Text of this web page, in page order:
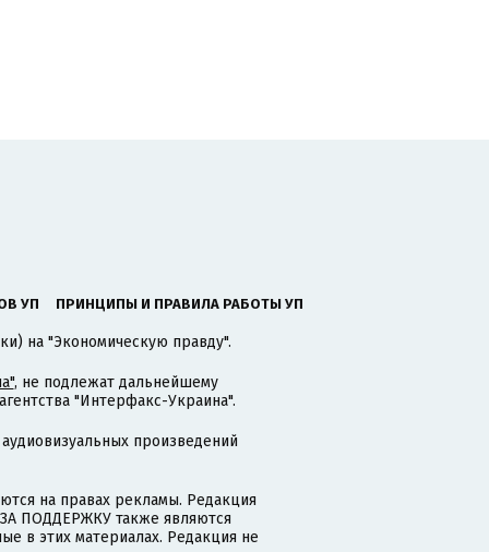
УП ПРИНЦИПЫ И ПРАВИЛА РАБОТЫ УП
на "Экономическую правду".
, не подлежат дальнейшему
"Интерфакс-Украина".
произведений
на правах рекламы. Редакция
ПОДДЕРЖКУ также являются
в этих материалах. Редакция не